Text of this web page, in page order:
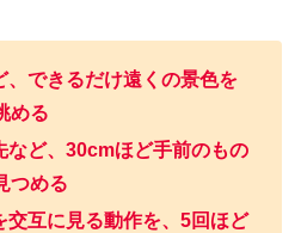
、できるだけ遠くの景色を
める
など、30cmほど手前のもの
つめる
交互に見る動作を、5回ほど